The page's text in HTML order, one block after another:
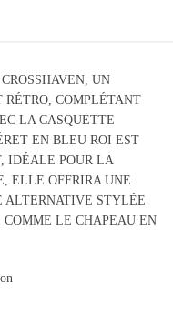
UN
RÉTRO, COMPLÉTANT
LA CASQUETTE
EN BLEU ROI EST
IDÉALE POUR LA
ELLE OFFRIRA UNE
ALTERNATIVE STYLÉE
LE CHAPEAU EN